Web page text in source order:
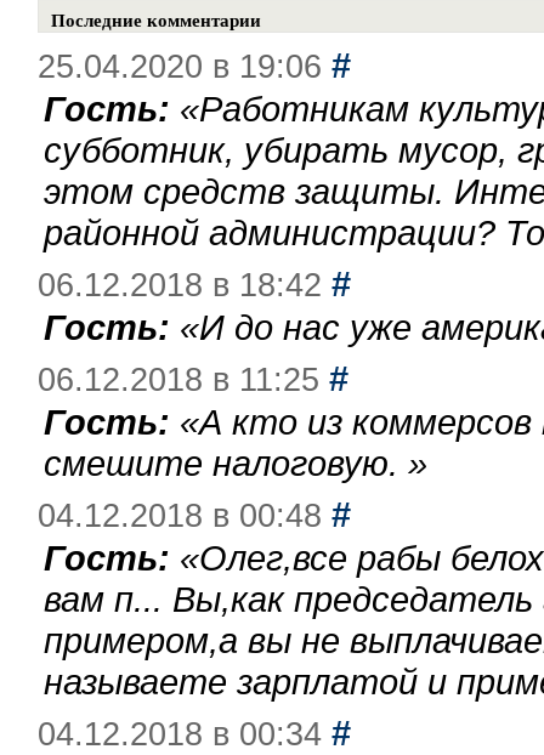
Последние комментарии
25.04.2020 в 19:06 #
Гость: «Работникам
субботник, убирать мусор,
этом средств защиты.
районной администрации?
06.12.2018 в 18:42 #
Гость: «И до нас уже
06.12.2018 в 11:25 #
Гость: «А кто из
смешите налоговую. »
04.12.2018 в 00:48 #
Гость: «Олег,все рабы
вам п... Вы,как
примером,а вы не
называете зарплатой и
04.12.2018 в 00:34 #